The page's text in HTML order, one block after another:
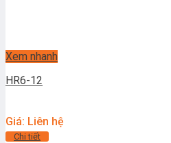
Xem nhanh
HR6-12
Giá: Liên hệ
Chi tiết